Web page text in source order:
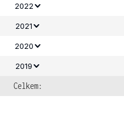
2022
2021
2020
2019
Celkem: